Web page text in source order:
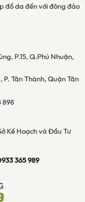
đồ da đến với đông đảo
P.15, Q.Phú Nhuận,
Tân Thành, Quận Tân
898
Kế Hoạch và Đầu Tư
365 989